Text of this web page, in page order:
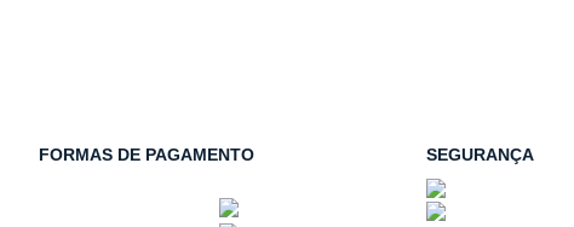
FORMAS DE PAGAMENTO SEGURANÇA